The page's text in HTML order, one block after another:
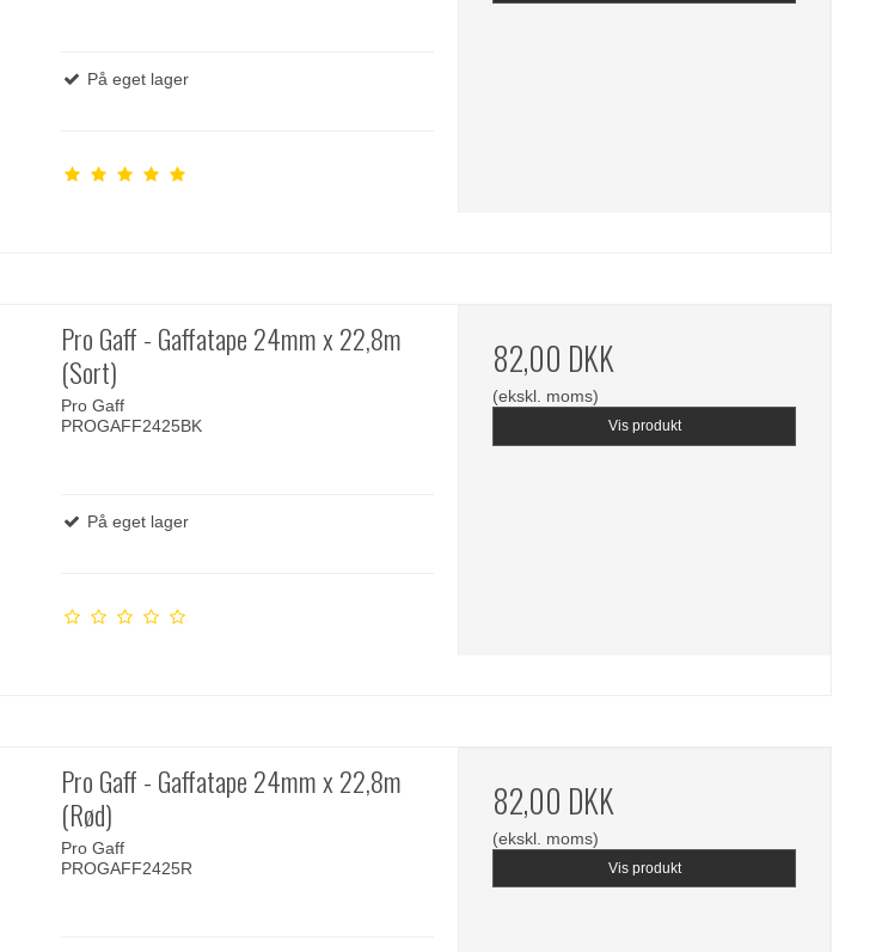
På eget lager
Pro Gaff - Gaffatape 24mm x 22,8m
(Sort)
Pro Gaff
PROGAFF2425BK
På eget lager
82,00 DKK
(ekskl. moms)
Vis produkt
Pro Gaff - Gaffatape 24mm x 22,8m
(Rød)
Pro Gaff
PROGAFF2425R
82,00 DKK
(ekskl. moms)
Vis produkt